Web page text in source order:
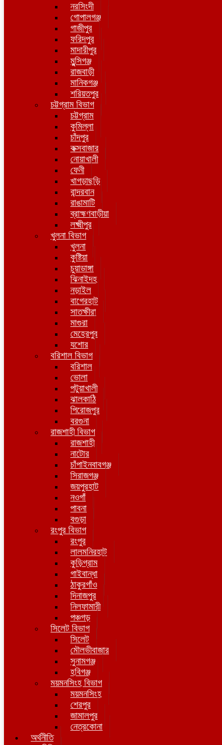
নরসিংদী
গোপালগঞ্জ
গাজীপুর
ফরিদপুর
মাদারীপুর
মুন্সিগঞ্জ
রাজবাড়ী
মানিকগঞ্জ
শরিয়তপুর
চট্টগ্রাম বিভাগ
চট্টগ্রাম
কুমিল্লা
চাঁদপুর
কক্সবাজার
নোয়াখালী
ফেনী
খাগড়াছড়ি
বান্দরবান
রাঙামাটি
ব্রাহ্মণবাড়ীয়া
লক্ষ্মীপুর
খুলনা বিভাগ
খুলনা
কুষ্টিয়া
চুয়াডাঙ্গা
ঝিনাইদহ
নড়াইল
বাগেরহাট
সাতক্ষীরা
মাগুরা
মেহেরপুর
যশোর
বরিশাল বিভাগ
বরিশাল
ভোলা
পটুয়াখালী
ঝালকাঠি
পিরোজপুর
বরগুনা
রাজশাহী বিভাগ
রাজশাহী
নাটোর
চাঁপাইনবাবগঞ্জ
সিরাজগঞ্জ
জয়পুরহাট
নওগাঁ
পাবনা
বগুড়া
রংপুর বিভাগ
রংপুর
লালমনিরহাট
কুড়িগ্রাম
গাইবান্ধা
ঠাকুরগাঁও
দিনাজপুর
নিলফামারী
পঞ্চগড়
সিলেট বিভাগ
সিলেট
মৌলভীবাজার
সুনামগঞ্জ
হবিগঞ্জ
ময়মনসিংহ বিভাগ
ময়মনসিংহ
শেরপুর
জামালপুর
নেত্রকোনা
অর্থনীতি